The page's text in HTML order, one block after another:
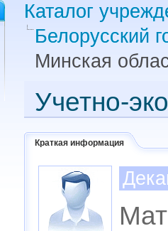
Каталог
Белорусский
Минская
Учетно-
Краткая информация